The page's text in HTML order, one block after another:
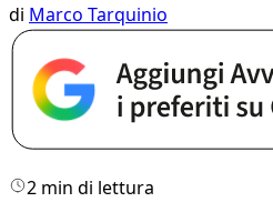
di Marco Tarquinio
2 min di lettura